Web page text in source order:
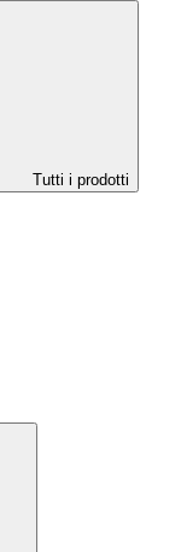
Tutti i prodotti